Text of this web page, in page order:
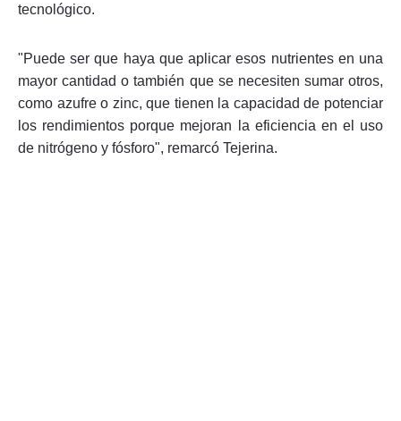
tecnológico.
"Puede ser que haya que aplicar esos nutrientes en una
mayor cantidad o también que se necesiten sumar otros,
como azufre o zinc, que tienen la capacidad de potenciar
los rendimientos porque mejoran la eficiencia en el uso
de nitrógeno y fósforo", remarcó Tejerina.